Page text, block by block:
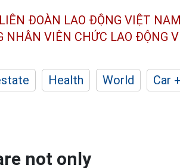
ĐOÀN LAO ĐỘNG VIỆT NAM
NHÂN VIÊN CHỨC LAO ĐỘNG
Health World
Car +
not only